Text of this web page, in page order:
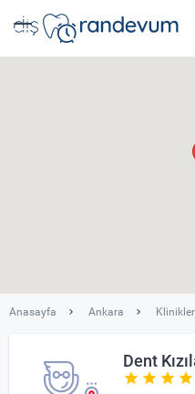
dishekimleri.net - Diş
Anasayfa Ankara Klinikler
Dent